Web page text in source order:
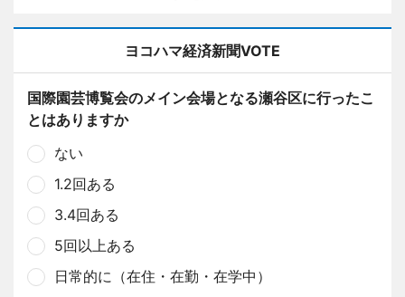
ヨコハマ経済新聞VOTE
国際園芸博覧会のメイン会場となる瀬谷区に行ったこ
とはありますか
ない
1.2回ある
3.4回ある
5回以上ある
日常的に（在住・在勤・在学中）